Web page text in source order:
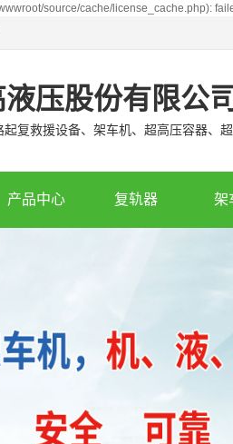
source/cache/license_cache.php):
压股份有限公司
复救援设备、架车机、超高压容器、
产品中心
辽宁油缸
车辆液压牵引设备
复轨器
辽宁大轴重车辆复轨器
辽宁动车复轨器
架